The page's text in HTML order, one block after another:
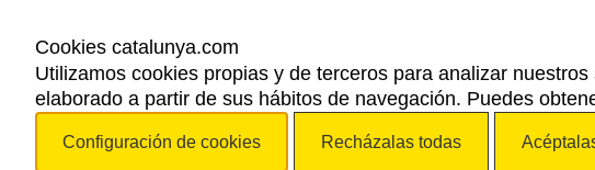
NUESTROS PARTNERS
Cookies catalunya.com
Utilizamos cookies propias y de terceros para analizar
elaborado a partir de sus hábitos de navegación. Puedes
Configuración de cookies Recházalas todas